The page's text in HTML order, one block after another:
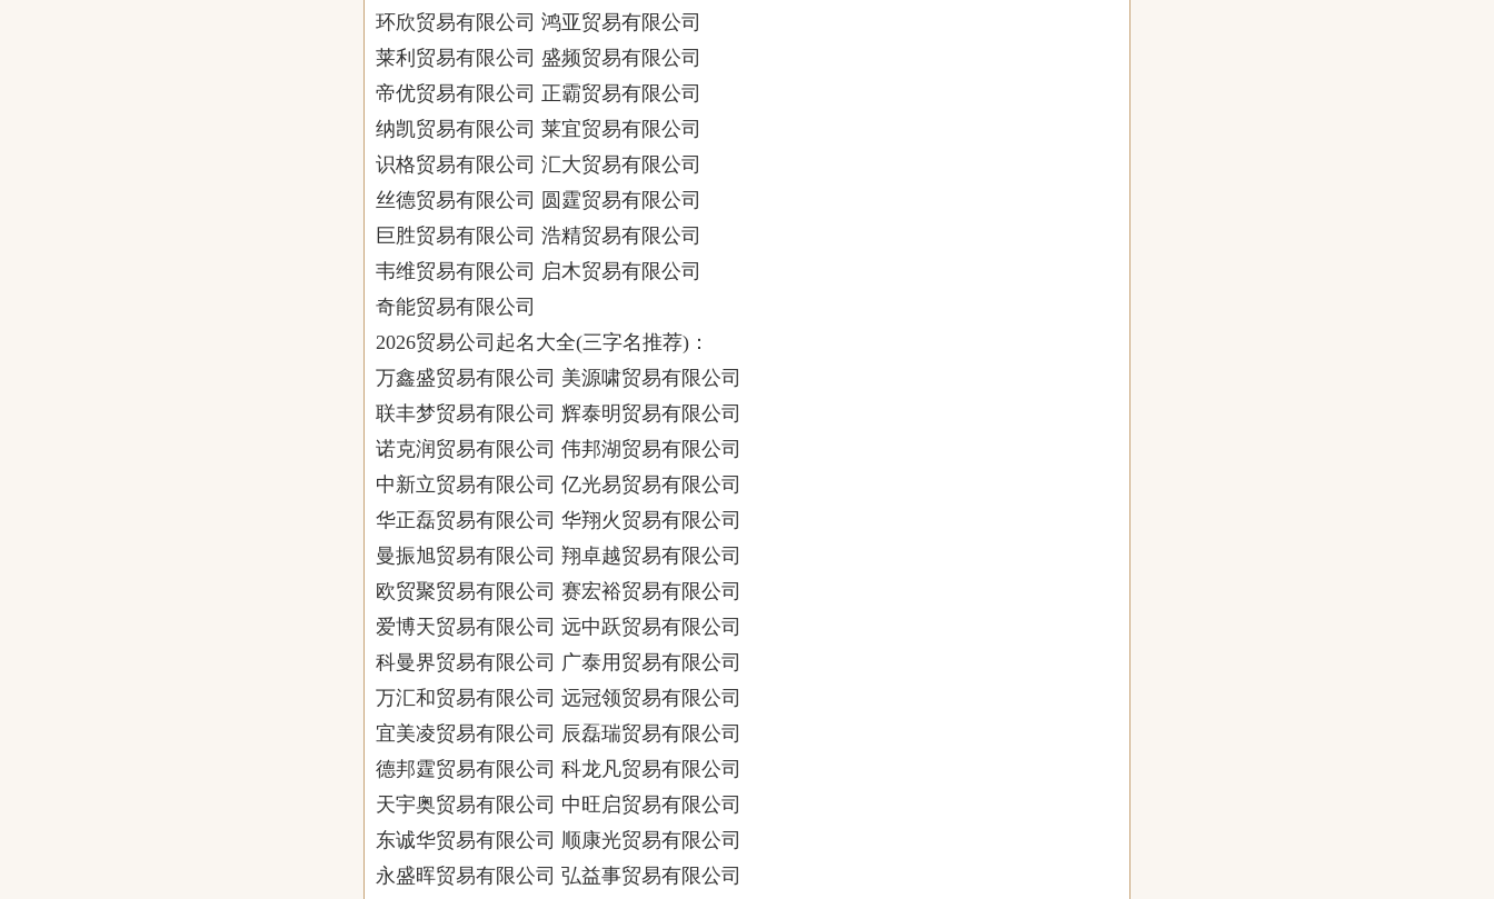
环欣贸易有限公司 鸿亚贸易有限公司
莱利贸易有限公司 盛频贸易有限公司
帝优贸易有限公司 正霸贸易有限公司
纳凯贸易有限公司 莱宜贸易有限公司
识格贸易有限公司 汇大贸易有限公司
丝德贸易有限公司 圆霆贸易有限公司
巨胜贸易有限公司 浩精贸易有限公司
韦维贸易有限公司 启木贸易有限公司
奇能贸易有限公司
2026贸易公司起名大全(三字名推荐)：
万鑫盛贸易有限公司 美源啸贸易有限公司
联丰梦贸易有限公司 辉泰明贸易有限公司
诺克润贸易有限公司 伟邦湖贸易有限公司
中新立贸易有限公司 亿光易贸易有限公司
华正磊贸易有限公司 华翔火贸易有限公司
曼振旭贸易有限公司 翔卓越贸易有限公司
欧贸聚贸易有限公司 赛宏裕贸易有限公司
爱博天贸易有限公司 远中跃贸易有限公司
科曼界贸易有限公司 广泰用贸易有限公司
万汇和贸易有限公司 远冠领贸易有限公司
宜美凌贸易有限公司 辰磊瑞贸易有限公司
德邦霆贸易有限公司 科龙凡贸易有限公司
天宇奥贸易有限公司 中旺启贸易有限公司
东诚华贸易有限公司 顺康光贸易有限公司
永盛晖贸易有限公司 弘益事贸易有限公司